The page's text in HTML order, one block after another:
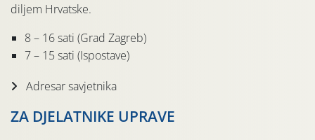
diljem Hrvatske.
8 – 16 sati (Grad Zagreb)
7 – 15 sati (Ispostave)
Adresar savjetnika
ZA DJELATNIKE UPRAVE